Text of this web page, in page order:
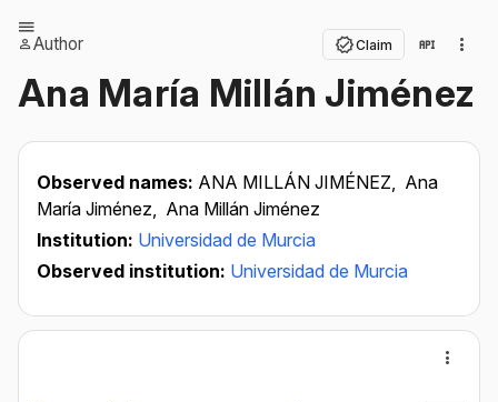
Author Claim
Ana María Millán Jiménez
Observed names: ANA MILLÁN JIMÉNEZ, Ana
María Jiménez, Ana Millán Jiménez
Institution: Universidad de Murcia
Observed institution: Universidad de Murcia